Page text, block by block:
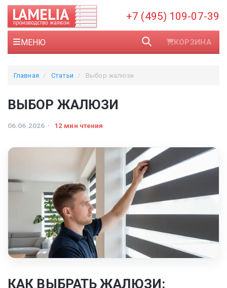
+7 (495) 109-07-39
МЕНЮ КОРЗИНА
Главная Статьи Выбор жалюзи
ВЫБОР ЖАЛЮЗИ
06.06.2026 12 мин чтения
КАК ВЫБРАТЬ ЖАЛЮЗИ: